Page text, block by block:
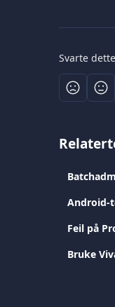
Svarte
Android-
Feil på
Bruke